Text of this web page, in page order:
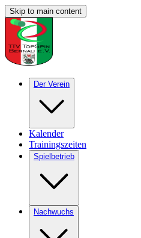
Skip to main content
Der Verein
Kalender
Trainingszeiten
Spielbetrieb
Nachwuchs